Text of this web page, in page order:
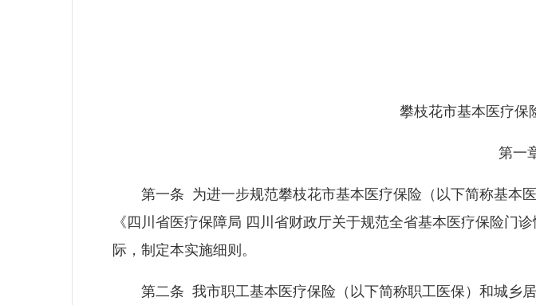
攀枝花市基本医疗保
第一
第一条 为进一步规范攀枝花市基本医疗保险（以下简称基本
《四川省医疗保障局 四川省财政厅关于规范全省基本医疗保险门
际，制定本实施细则。
第二条 我市职工基本医疗保险（以下简称职工医保）和城乡